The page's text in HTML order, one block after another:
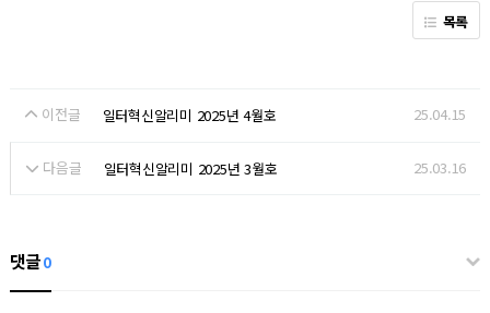
목록
이전글 일터혁신알리미 2025년 4월호 25.04.15
다음글 일터혁신알리미 2025년 3월호 25.03.16
댓글0